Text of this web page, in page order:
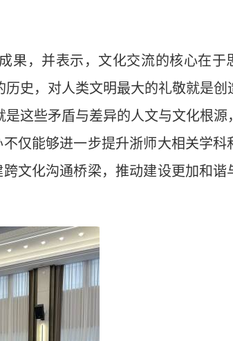
，并表示，文化交流的核心在于
史，对人类文明最大的礼敬就是创
这些矛盾与差异的人文与文化根源
仅能够进一步提升浙师大相关学科
文化沟通桥梁，推动建设更加和谐